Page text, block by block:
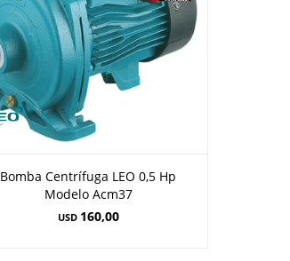
Bomba Centrífuga LEO 0,5 Hp
Modelo Acm37
USD 160,00